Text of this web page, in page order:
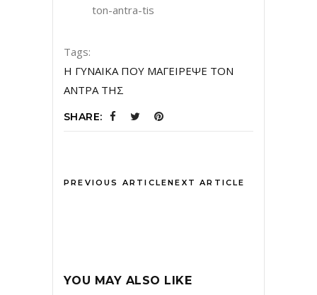
ton-antra-tis
Tags:
Η ΓΥΝΑΙΚΑ ΠΟΥ ΜΑΓΕΙΡΕΨΕ ΤΟΝ
ΑΝΤΡΑ ΤΗΣ
SHARE:
PREVIOUS ARTICLENEXT ARTICLE
YOU MAY ALSO LIKE